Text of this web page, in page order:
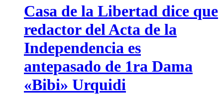
Casa de la Libertad dice que
redactor del Acta de la
Independencia es
antepasado de 1ra Dama
«Bibi» Urquidi